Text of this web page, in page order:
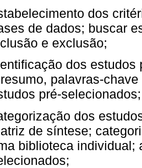
dos
de dados; buscar
e exclusão;
dos estudos
palavras-
pré-
dos
de síntese;
biblioteca individual;